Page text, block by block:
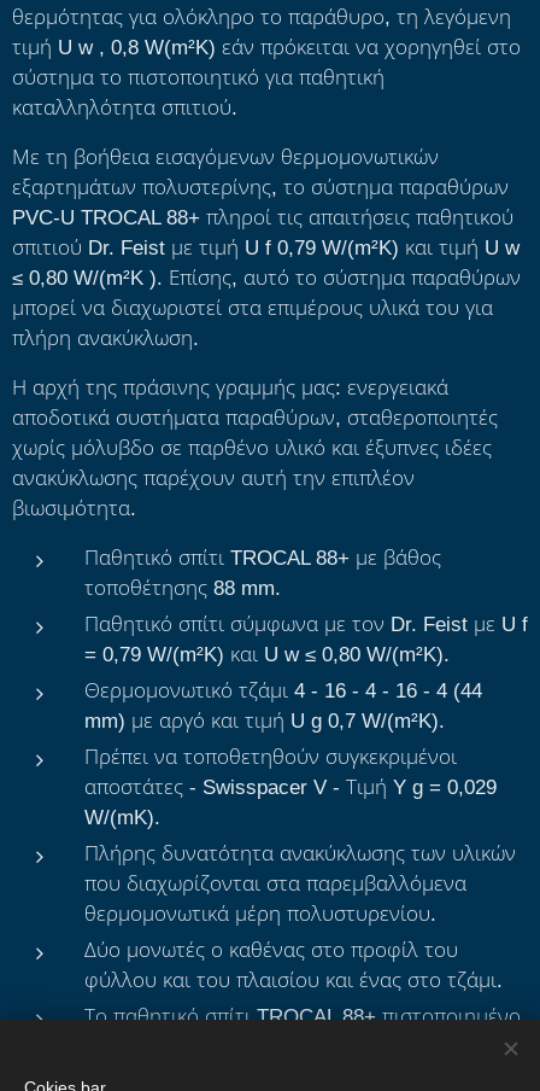
θερμότητας για ολόκληρο το παράθυρο, τη λεγόμενη
τιμή U w , 0,8 W(m²K) εάν πρόκειται να χορηγηθεί στο
σύστημα το πιστοποιητικό για παθητική
καταλληλότητα σπιτιού.
Με τη βοήθεια εισαγόμενων θερμομονωτικών
εξαρτημάτων πολυστερίνης, το σύστημα παραθύρων
PVC-U TROCAL 88+ πληροί τις απαιτήσεις παθητικού
σπιτιού Dr. Feist με τιμή U f 0,79 W/(m²K) και τιμή U w
≤ 0,80 W/(m²K ). Επίσης, αυτό το σύστημα παραθύρων
μπορεί να διαχωριστεί στα επιμέρους υλικά του για
πλήρη ανακύκλωση.
Η αρχή της πράσινης γραμμής μας: ενεργειακά
αποδοτικά συστήματα παραθύρων, σταθεροποιητές
χωρίς μόλυβδο σε παρθένο υλικό και έξυπνες ιδέες
ανακύκλωσης παρέχουν αυτή την επιπλέον
βιωσιμότητα.
Παθητικό σπίτι TROCAL 88+ με βάθος
τοποθέτησης 88 mm.
Παθητικό σπίτι σύμφωνα με τον Dr. Feist με U f
= 0,79 W/(m²K) και U w ≤ 0,80 W/(m²K).
Θερμομονωτικό τζάμι 4 - 16 - 4 - 16 - 4 (44
mm) με αργό και τιμή U g 0,7 W/(m²K).
Πρέπει να τοποθετηθούν συγκεκριμένοι
αποστάτες - Swisspacer V - Τιμή Y g = 0,029
W/(mK).
Πλήρης δυνατότητα ανακύκλωσης των υλικών
που διαχωρίζονται στα παρεμβαλλόμενα
θερμομονωτικά μέρη πολυστυρενίου.
Δύο μονωτές ο καθένας στο προφίλ του
φύλλου και του πλαισίου και ένας στο τζάμι.
Το παθητικό σπίτι TROCAL 88+ πιστοποιημένο
από τον Dr. Feist είναι δυνατό μόνο σε λευκό